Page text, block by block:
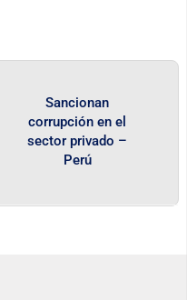
Sancionan
corrupción en el
sector privado –
Perú